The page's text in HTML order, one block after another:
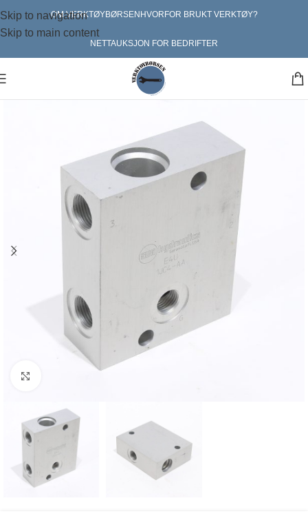
Skip to navigation
Skip to main content
OM VERKTØYBØRSEN HVORFOR BRUKT VERKTØY?
NETTAUKSJON FOR BEDRIFTER